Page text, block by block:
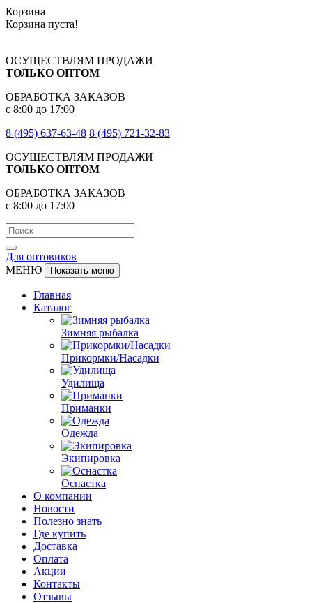
Корзина
Корзина пуста!
ОСУЩЕСТВЛЯМ ПРОДАЖИ
ТОЛЬКО ОПТОМ
ОБРАБОТКА ЗАКАЗОВ
с 8:00 до 17:00
8 (495) 637-63-48 8 (495) 721-32-83
ОСУЩЕСТВЛЯМ ПРОДАЖИ
ТОЛЬКО ОПТОМ
ОБРАБОТКА ЗАКАЗОВ
с 8:00 до 17:00
Для оптовиков
МЕНЮ
Показать меню
Главная
Каталог
Зимняя рыбалка
Прикормки/Насадки
Удилища
Приманки
Одежда
Экипировка
Оснастка
О компании
Новости
Полезно знать
Где купить
Доставка
Оплата
Акции
Контакты
Отзывы